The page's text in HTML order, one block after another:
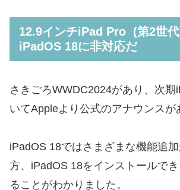
12.9インチiPad Pro (第2世代)
iPadOS 18に非対応だ
さきごろWWDC2024があり、次期
いてAppleより公式のアナウンスが
iPadOS 18ではさまざまな機能追
方、iPadOS 18をインストールで
ることがわかりました。